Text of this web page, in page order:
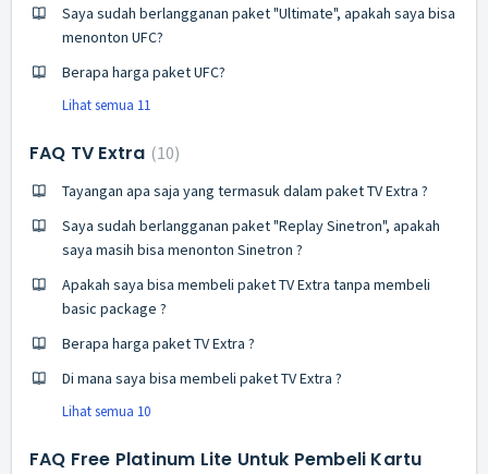
Saya sudah berlangganan paket "Ultimate", apakah saya bisa
menonton UFC?
Berapa harga paket UFC?
Lihat semua 11
FAQ TV Extra 10
Tayangan apa saja yang termasuk dalam paket TV Extra ?
Saya sudah berlangganan paket "Replay Sinetron", apakah
saya masih bisa menonton Sinetron ?
Apakah saya bisa membeli paket TV Extra tanpa membeli
basic package ?
Berapa harga paket TV Extra ?
Di mana saya bisa membeli paket TV Extra ?
Lihat semua 10
FAQ Free Platinum Lite Untuk Pembeli Kartu